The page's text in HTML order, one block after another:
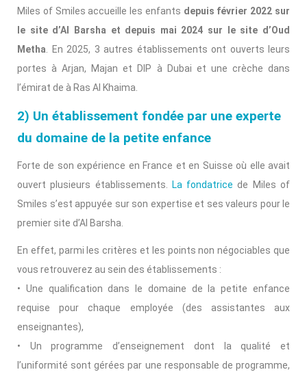
Miles of Smiles accueille les enfants depuis février 2022 sur
le site d’Al Barsha et depuis mai 2024 sur le site d’Oud
Metha. En 2025, 3 autres établissements ont ouverts leurs
portes à Arjan, Majan et DIP à Dubai et une crèche dans
l’émirat de à Ras Al Khaima.
2) Un établissement fondée par une experte
du domaine de la petite enfance
Forte de son expérience en France et en Suisse où elle avait
ouvert plusieurs établissements. La fondatrice de Miles of
Smiles s’est appuyée sur son expertise et ses valeurs pour le
premier site d’Al Barsha.
En effet, parmi les critères et les points non négociables que
vous retrouverez au sein des établissements :
• Une qualification dans le domaine de la petite enfance
requise pour chaque employée (des assistantes aux
enseignantes),
• Un programme d’enseignement dont la qualité et
l’uniformité sont gérées par une responsable de programme,